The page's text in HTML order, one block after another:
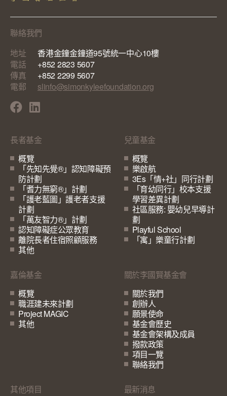
聯絡我們
地址
香港金鐘金鐘道95號統一中心10樓
電話
+852 2823 5607
傳真
+852 2299 5607
電郵
slinfo@simonkyleefoundation.org
長者基金
概覽
「先知先覺®」認知障礙預
防計劃
「耆力無窮®」計劃
「護老藍圖」護老者支援
計劃
「萬友智力®」計劃
認知障礙症公眾教育
離院長者住宿照顧服務
其他
兒童基金
概覽
樂啟航
3Es「情+社」同行計劃
「育幼同行」校本支援
學習差異計劃
社區服務: 嬰幼兒早導計
劃
Playful School
「寓」樂童行計劃
嘉倫基金
概覽
職涯建未來計劃
Project MAGIC
其他
關於李國賢基金會
關於我們
創辦人
願景使命
基金會歷史
基金會架構及成員
撥款政策
項目一覽
聯絡我們
其他項目 最新消息